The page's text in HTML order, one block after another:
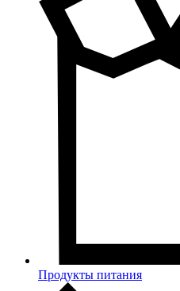
Продукты питания